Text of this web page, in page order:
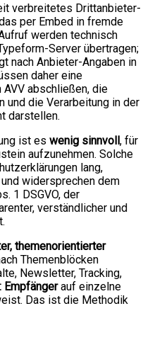
verbreitetes Drittanbieter-
per Embed in fremde
werden technisch
Server übertragen;
nach Anbieter-Angaben in
daher eine
abschließen, die
und die Verarbeitung in der
darstellen.
ist es wenig sinnvoll, für
aufzunehmen. Solche
lang,
widersprechen dem
1 DSGVO, der
verständlicher und
themenorientierter
Themenblöcken
Newsletter, Tracking,
Empfängerauf einzelne
Das ist die Methodik